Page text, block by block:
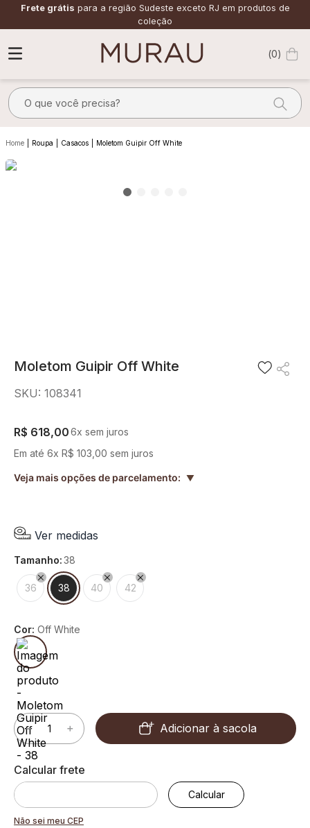
Frete grátis para a região Sudeste exceto RJ em produtos de
coleção
0
O que você precisa?
Roupa Casacos Moletom Guipir Off White
Moletom Guipir Off White
SKU: 108341
R$ 618,006x sem juros
Em até 6x R$ 103 00 sem juros
Veja mais opções de parcelamento: ▲
Ver medidas
tamanho:38
36 38 40 42
Cor: Off White
＋
－ Adicionar à sacola
Não sei meu CEP
10º off white